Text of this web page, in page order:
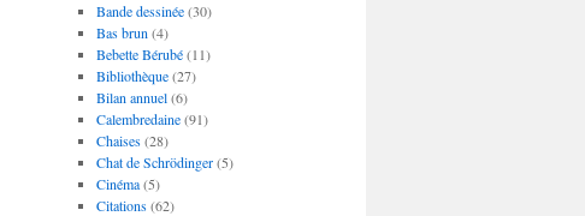
Bande dessinée(30)
Bas brun (4)
Bebette Bérubé(11)
Bibliothèque(27)
Bilan annuel(6)
Calembredaine(91)
Chaises(28)
Chat de Schrödinger(5)
Cinéma(5)
Citations(62)